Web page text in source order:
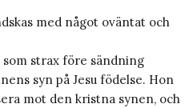
med något oväntat och
som strax före sändning
syn på Jesu födelse. Hon
mot den kristna synen, och